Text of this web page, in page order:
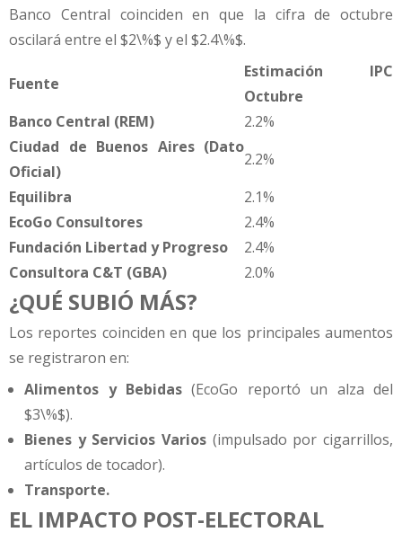
Banco Central coinciden en que la cifra de octubre
oscilará entre el $2\%$ y el $2.4\%$.
Fuente
Estimación IPC
Octubre
Banco Central (REM)
2.2%
Ciudad de Buenos Aires (Dato
Oficial)
2.2%
Equilibra
2.1%
EcoGo Consultores
2.4%
Fundación Libertad y Progreso
2.4%
Consultora C&T (GBA)
2.0%
¿QUÉ SUBIÓ MÁS?
Los reportes coinciden en que los principales aumentos
se registraron en:
Alimentos y Bebidas(EcoGo reportó un alza del
$3\%$).
Bienes y Servicios Varios (impulsado por cigarrillos,
artículos de tocador).
Transporte.
EL IMPACTO POST-ELECTORAL